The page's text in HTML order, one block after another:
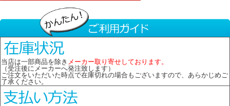
当店は一部商品を除き メーカー取り寄せしております。
（受注後にメーカーへ発注致します）
ご注文をいただいた時点で在庫切れの場合もございますので、あらかじめご
了承ください。